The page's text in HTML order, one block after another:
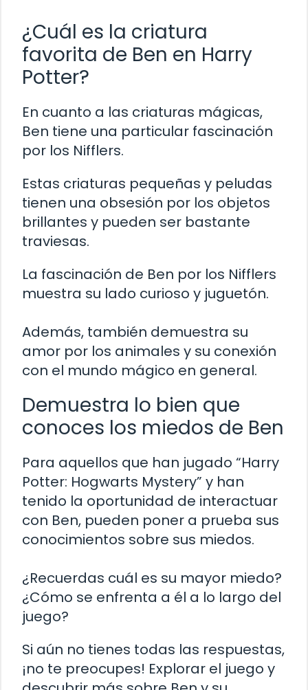
¿Cuál es la criatura
favorita de Ben en Harry
Potter?
En cuanto a las criaturas mágicas,
Ben tiene una particular fascinación
por los Nifflers.
Estas criaturas pequeñas y peludas
tienen una obsesión por los objetos
brillantes y pueden ser bastante
traviesas.
La fascinación de Ben por los Nifflers
muestra su lado curioso y juguetón.
Además, también demuestra su
amor por los animales y su conexión
con el mundo mágico en general.
Demuestra lo bien que
conoces los miedos de Ben
Para aquellos que han jugado “Harry
Potter: Hogwarts Mystery” y han
tenido la oportunidad de interactuar
con Ben, pueden poner a prueba sus
conocimientos sobre sus miedos.
¿Recuerdas cuál es su mayor miedo?
¿Cómo se enfrenta a él a lo largo del
juego?
Si aún no tienes todas las respuestas,
¡no te preocupes! Explorar el juego y